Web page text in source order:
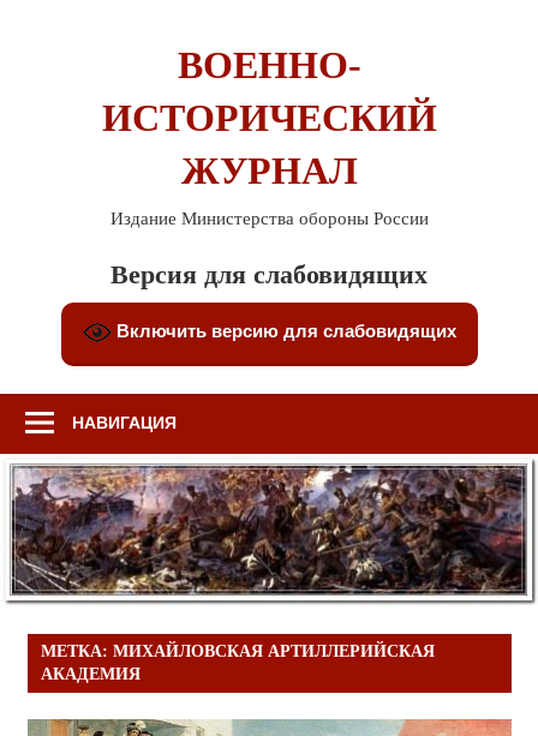
ВОЕННО-
ИСТОРИЧЕСКИЙ
ЖУРНАЛ
Издание Министерства обороны России
Версия для слабовидящих
Включить версию для слабовидящих
НАВИГАЦИЯ
МЕТКА: МИХАЙЛОВСКАЯ АРТИЛЛЕРИЙСКАЯ
АКАДЕМИЯ